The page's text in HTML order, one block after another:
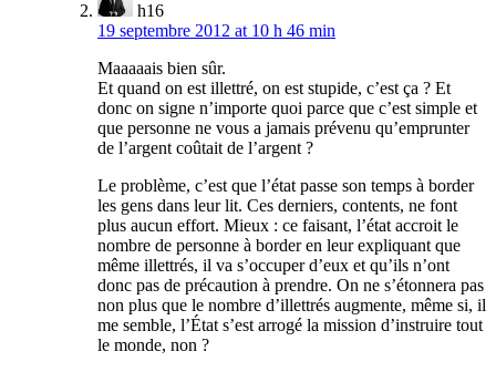
h16
19 septembre 2012 at 10 h 46 min
Maaaaais bien sûr.
Et quand on est illettré, on est stupide, c’est ça ? Et
donc on signe n’importe quoi parce que c’est simple et
que personne ne vous a jamais prévenu qu’emprunter
de l’argent coûtait de l’argent ?
Le problème, c’est que l’état passe son temps à border
les gens dans leur lit. Ces derniers, contents, ne font
plus aucun effort. Mieux : ce faisant, l’état accroit le
nombre de personne à border en leur expliquant que
même illettrés, il va s’occuper d’eux et qu’ils n’ont
donc pas de précaution à prendre. On ne s’étonnera pas
non plus que le nombre d’illettrés augmente, même si, il
me semble, l’État s’est arrogé la mission d’instruire tout
le monde, non ?